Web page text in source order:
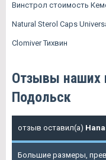
Винстрол стоимость
Natural Sterol Caps
Clomiver Тихвин
Отзывы наших
Подольск
отзыв оставил(а)
Большие размеры,